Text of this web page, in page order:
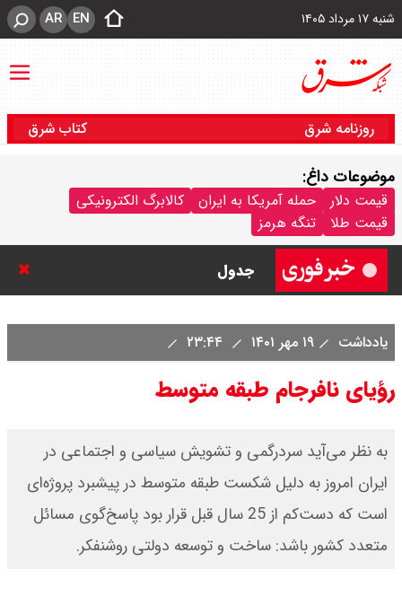
شنبه ۱۷ مرداد ۱۴۰۵ EN
AR
روزنامه شرق کتاب شرق
موضوعات داغ:
قیمت دلار حمله آمریکا به ایران
کالابرگ الکترونیکی
قیمت طلا
تنگه هرمز
مرداد ۱۴۰۵ / قیمت اطلس چند؟ +
جدول
قیمت محصولات ایران خودرو امروز
شنبه ۱۷ مرداد ۱۴۰۵ / قیمت دنا چند ؟
+ جدول
ثبت نام سایپا از امروز ۱۷ مرداد ۱۴۰۵
آغاز شد / خرید کوییک با پیش
پرداخت ۵۰۰ میلیون تومان + لینک
یادداشت ۱۹ مهر ۱۴۰۱
رؤیای نافرجام طبقه متوسط
به نظر می‌آید سردرگمی و تشویش سیاسی و اجتماعی در
ایران امروز به دلیل شکست طبقه متوسط در پیشبرد پروژه‌ای
است که دست‌کم از 25 سال قبل قرار بود پاسخ‌گوی مسائل
متعدد کشور باشد: ساخت و توسعه دولتی روشنفکر.